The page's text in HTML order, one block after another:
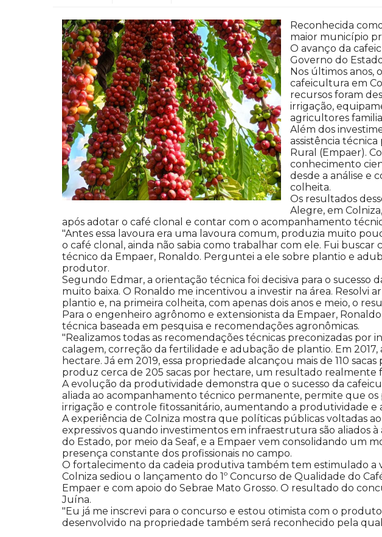
Reconhecida
maior município
O avanço da
Governo do
Nos últimos anos,
cafeicultura em
recursos foram
irrigação,
agricultores
Além dos
assistência
Rural (Empaer).
conhecimento
desde a análise e
colheita.
Os resultados
Alegre, em
após adotar o café clonal e contar com o acompanhamento
"Antes essa lavoura era uma lavoura comum, produzia muito
o café clonal, ainda não sabia como trabalhar com ele. Fui
técnico da Empaer, Ronaldo. Perguntei a ele sobre plantio e
produtor.
Segundo Edmar, a orientação técnica foi decisiva para o
muito baixa. O Ronaldo me incentivou a investir na área.
plantio e, na primeira colheita, com apenas dois anos e meio, o
Para o engenheiro agrônomo e extensionista da Empaer,
técnica baseada em pesquisa e recomendações agronômicas.
"Realizamos todas as recomendações técnicas preconizadas por
calagem, correção da fertilidade e adubação de plantio. Em
hectare. Já em 2019, essa propriedade alcançou mais de 110
produz cerca de 205 sacas por hectare, um resultado realmente
A evolução da produtividade demonstra que o sucesso da
aliada ao acompanhamento técnico permanente, permite que
irrigação e controle fitossanitário, aumentando a produtividade e
A experiência de Colniza mostra que políticas públicas voltadas
expressivos quando investimentos em infraestrutura são aliados
do Estado, por meio da Seaf, e a Empaer vem consolidando um
presença constante dos profissionais no campo.
O fortalecimento da cadeia produtiva também tem estimulado
Colniza sediou o lançamento do 1º Concurso de Qualidade do
Empaer e com apoio do Sebrae Mato Grosso. O resultado do
Juína.
"Eu já me inscrevi para o concurso e estou otimista com o
desenvolvido na propriedade também será reconhecido pela